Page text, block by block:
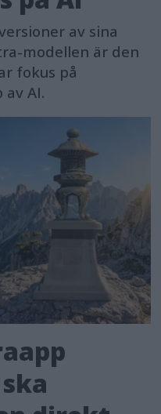
av sina
modellen är den
fokus på
AI.